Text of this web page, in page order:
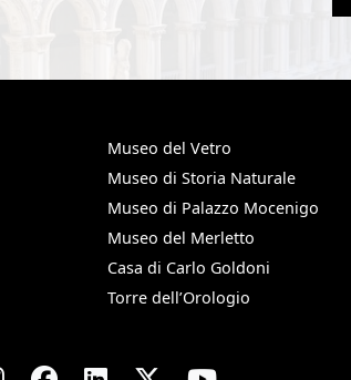
Museo del Vetro
Museo di Storia Naturale
Museo di Palazzo Mocenigo
Museo del Merletto
Casa di Carlo Goldoni
Torre dell’Orologio